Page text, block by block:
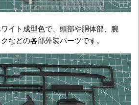
イト成型色で、頭部や胴体部、腕
などの各部外装パーツです。